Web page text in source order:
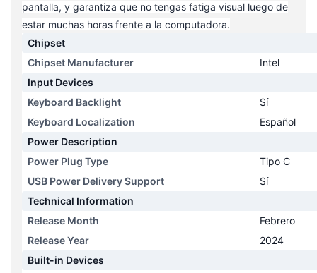
pantalla, y garantiza que no tengas fatiga visual luego de
estar muchas horas frente a la computadora.
Chipset
Chipset Manufacturer
Intel
Input Devices
Keyboard Backlight
Sí
Keyboard Localization
Español
Power Description
Power Plug Type
Tipo C
USB Power Delivery Support
Sí
Technical Information
Release Month
Febrero
Release Year
2024
Built-in Devices